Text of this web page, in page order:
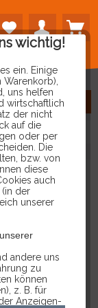
wichtig!
ein. Einige
uns helfen
wirtschaftlich
der nicht
auf die
oder per
Die
bzw. von
diese
auch
der
unserer
andere uns
zu
können
z. B. für
Anzeigen-